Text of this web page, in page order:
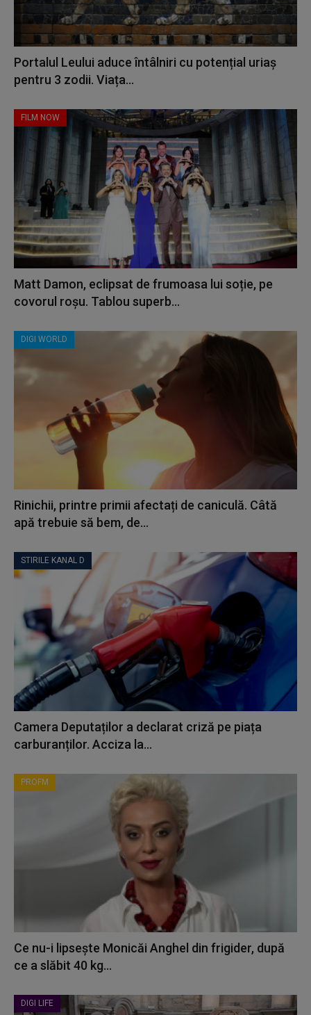
Portalul Leului aduce întâlniri cu potențial uriaș
pentru 3 zodii. Viața...
FILM NOW
Matt Damon, eclipsat de frumoasa lui soție, pe
covorul roșu. Tablou superb...
DIGI WORLD
Rinichii, printre primii afectați de caniculă. Câtă
apă trebuie să bem, de...
STIRILE KANAL D
Camera Deputaților a declarat criză pe piața
carburanților. Acciza la...
PROFM
Ce nu-i lipsește Monicăi Anghel din frigider, după
ce a slăbit 40 kg...
DIGI LIFE